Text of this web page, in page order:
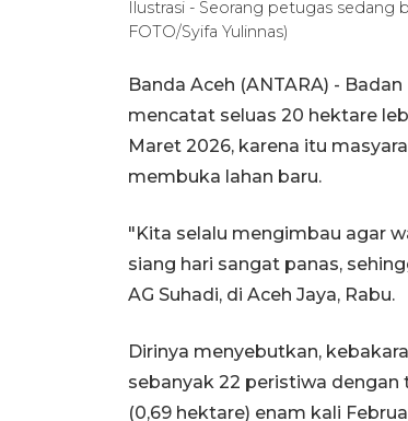
Ilustrasi - Seorang petugas sedang
FOTO/Syifa Yulinnas)
Banda Aceh (ANTARA) -
mencatat seluas 20 hektare
Maret 2026, karena itu
membuka lahan baru.
"Kita selalu mengimbau agar
siang hari sangat panas,
AG Suhadi, di Aceh Jaya, Rabu.
Dirinya menyebutkan,
sebanyak 22 peristiwa dengan
(0,69 hektare) enam kali